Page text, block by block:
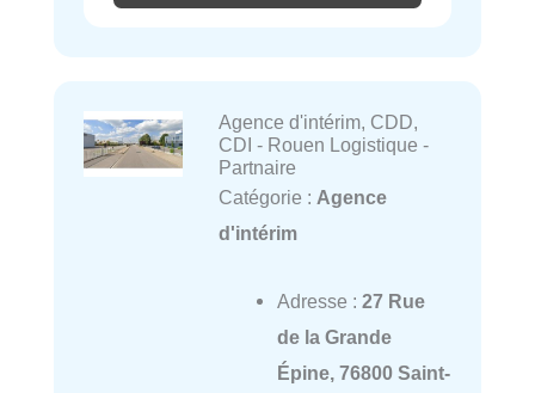
Agence d'intérim, CDD,
CDI - Rouen Logistique -
Partnaire
Catégorie : Agence
d'intérim
Adresse : 27 Rue
de la Grande
Épine, 76800 Saint-